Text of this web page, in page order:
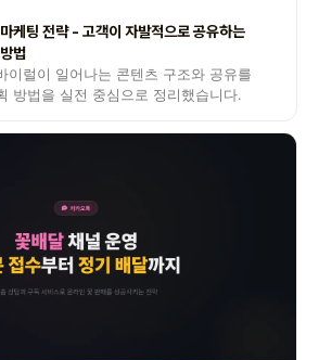
케팅 전략 - 고객이 자발적으로 공유하는
법
이럴이 일어나는 콘텐츠 구조와 공유를
방법을 실전 중심으로 정리했습니다.